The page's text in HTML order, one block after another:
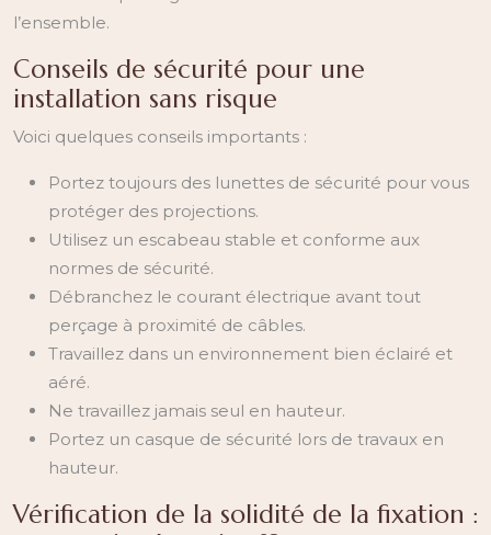
l’ensemble.
Conseils de sécurité pour une
installation sans risque
Voici quelques conseils importants :
Portez toujours des lunettes de sécurité pour vous
protéger des projections.
Utilisez un escabeau stable et conforme aux
normes de sécurité.
Débranchez le courant électrique avant tout
perçage à proximité de câbles.
Travaillez dans un environnement bien éclairé et
aéré.
Ne travaillez jamais seul en hauteur.
Portez un casque de sécurité lors de travaux en
hauteur.
Vérification de la solidité de la fixation :